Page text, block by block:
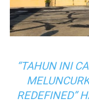
“TAHUN INI
REDEFINED”